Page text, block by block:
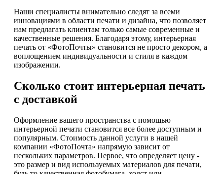
Наши специалисты внимательно следят за всеми
инновациями в области печати и дизайна, что позволяет
нам предлагать клиентам только самые современные и
качественные решения. Благодаря этому, интерьерная
печать от «ФотоПочты» становится не просто декором, а
воплощением индивидуальности и стиля в каждом
изображении.
Сколько стоит интерьерная печать
с доставкой
Оформление вашего пространства с помощью
интерьерной печати становится все более доступным и
популярным. Стоимость данной услуги в нашей
компании «ФотоПочта» напрямую зависит от
нескольких параметров. Первое, что определяет цену -
это размер и вид используемых материалов для печати,